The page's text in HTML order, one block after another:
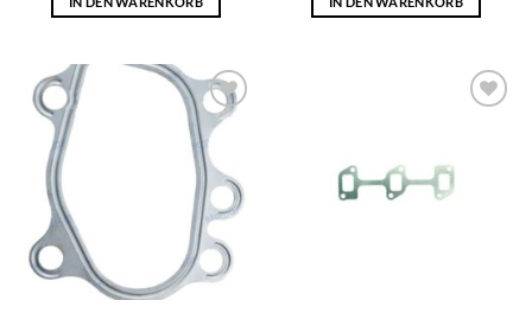
AJOUTER
À LA
LISTE
D’ENVIES
LISTE
D’ENVIES